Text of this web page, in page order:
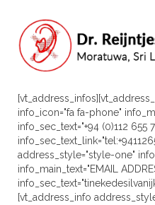
info_icon="fa fa-phone"
info_sec_text="+94 (0)112 655
address_style="style-one"
info_main_text="EMAIL
[vt_address_info